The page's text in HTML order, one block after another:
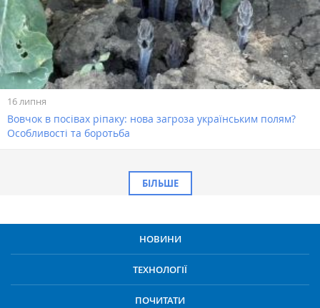
16 липня
Вовчок в посівах ріпаку: нова загроза українським полям?
Особливості та боротьба
БІЛЬШЕ
НОВИНИ
ТЕХНОЛОГІЇ
ПОЧИТАТИ